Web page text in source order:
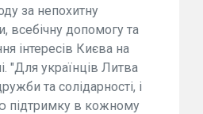
за непохитну
всебічну допомогу та
інтересів Києва на
"Для українців Литва
та солідарності, і
підтримку в кожному